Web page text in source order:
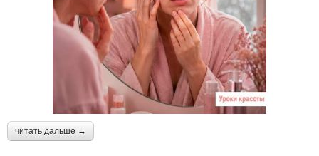
читать дальше →